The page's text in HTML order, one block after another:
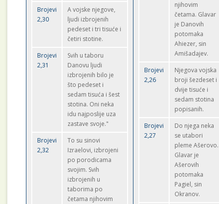
Brojevi
2,30
A vojske njegove,
ljudi izbrojenih
pedeset i tri tisuće i
četiri stotine.
Brojevi
2,31
Svih u taboru
Danovu ljudi
izbrojenih bilo je
što pedeset i
sedam tisuća i šest
stotina. Oni neka
idu najposlije uza
zastave svoje."
Brojevi
2,32
To su sinovi
Izraelovi, izbrojeni
po porodicama
svojim. Svih
izbrojenih u
taborima po
četama njihovim
njihovim
četama. Glavar
je Danovih
potomaka
Ahiezer, sin
Amišadajev.
Brojevi
2,26
Njegova vojska
broji šezdeset i
dvije tisuće i
sedam stotina
popisanih.
Brojevi
2,27
Do njega neka
se utabori
pleme Ašerovo.
Glavar je
Ašerovih
potomaka
Pagiel, sin
Okranov.